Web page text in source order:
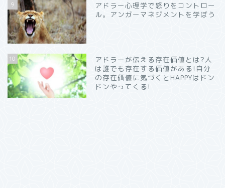
9
アドラー心理学で怒りをコントロー
ル。アンガーマネジメントを学ぼう
10
アドラーが伝える存在価値とは?人
は誰でも存在する価値がある!自分
の存在価値に気づくとHAPPYはドン
ドンやってくる!